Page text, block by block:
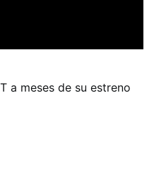
a meses de su estreno